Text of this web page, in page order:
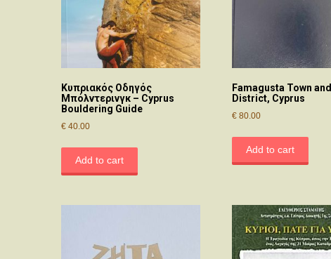
Κυπριακός Οδηγός
Μπόλντερινγκ – Cyprus
Bouldering Guide
€ 40.00
Add to cart
Famagusta Town and
District, Cyprus
€80.00
Add to cart